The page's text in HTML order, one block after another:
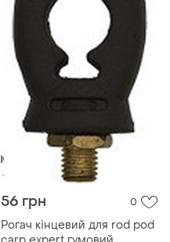
56 грн 0
Рогач кінцевий для rod pod